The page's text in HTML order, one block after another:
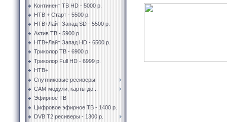
Континент ТВ HD - 5000 р.
НТВ + Старт - 5500 р.
НТВ+Лайт Запад SD - 5500 р.
Актив ТВ - 5900 р.
НТВ+Лайт Запад HD - 6500 р.
Триколор ТВ - 6900 р.
Триколор Full HD - 6999 р.
НТВ+
Спутниковые ресиверы
CAM-модули, карты до...
Эфирное ТВ
Цифровое эфирное ТВ - 1400 р.
DVB T2 ресиверы - 1300 р.